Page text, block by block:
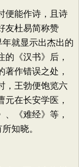
能作诗，且诗
友杜易简称赞
就显示出杰出的
的《汉书》后，
著作错误之处，
，王勃便饱览六
元在长安学医，
、《难经》等，
知晓。